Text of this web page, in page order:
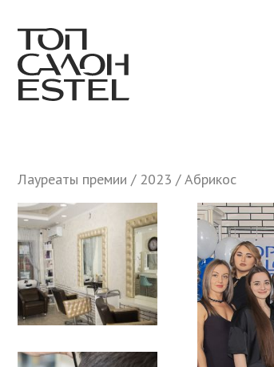
Лауреаты премии / 2023 / Абрикос